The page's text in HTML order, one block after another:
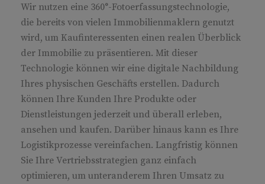
Wir nutzen eine 360°-Fotoerfassungstechnologie,
die bereits von vielen Immobilienmaklern genutzt
wird, um Kaufinteressenten einen realen Überblick
der Immobilie zu präsentieren. Mit dieser
Technologie können wir eine digitale Nachbildung
Ihres physischen Geschäfts erstellen. Dadurch
können Ihre Kunden Ihre Produkte oder
Dienstleistungen jederzeit und überall erleben,
ansehen und kaufen. Darüber hinaus kann es Ihre
Logistikprozesse vereinfachen. Langfristig können
Sie Ihre Vertriebsstrategien ganz einfach
optimieren, um unteranderem Ihren Umsatz zu